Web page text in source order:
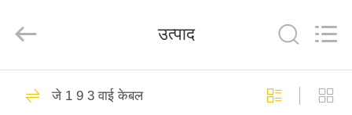
2018
Developed
उत्पाद
जे 1 9 3 वाई केबल